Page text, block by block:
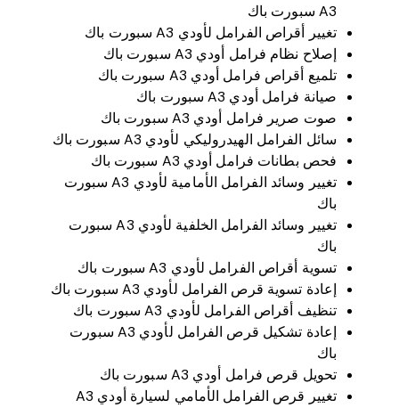
A3 سبورت باك
تغيير أقراص الفرامل لأودي A3 سبورت باك
إصلاح نظام فرامل أودي A3 سبورت باك
تلميع أقراص فرامل أودي A3 سبورت باك
صيانة فرامل أودي A3 سبورت باك
صوت صرير فرامل أودي A3 سبورت باك
سائل الفرامل الهيدروليكي لأودي A3 سبورت باك
فحص بطانات فرامل أودي A3 سبورت باك
تغيير وسائد الفرامل الأمامية لأودي A3 سبورت
باك
تغيير وسائد الفرامل الخلفية لأودي A3 سبورت
باك
تسوية أقراص الفرامل لأودي A3 سبورت باك
إعادة تسوية قرص الفرامل لأودي A3 سبورت باك
تنظيف أقراص الفرامل لأودي A3 سبورت باك
إعادة تشكيل قرص الفرامل لأودي A3 سبورت
باك
تحويل قرص فرامل أودي A3 سبورت باك
تغيير قرص الفرامل الأمامي لسيارة أودي A3